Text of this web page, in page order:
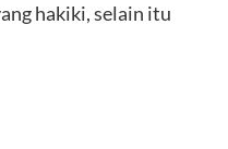
hakiki, selain itu